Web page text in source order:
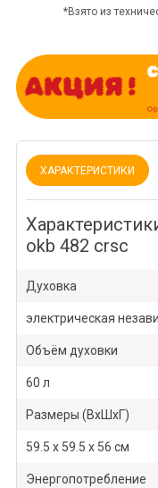
*Взято из
ХАРАКТЕРИСТИКИ
okb 482 crsc
Духовка
электрическая
Объём духовки
60 л
Размеры (ВхШхГ)
59.5 х 59.5 x 56 см
Энергопотребление